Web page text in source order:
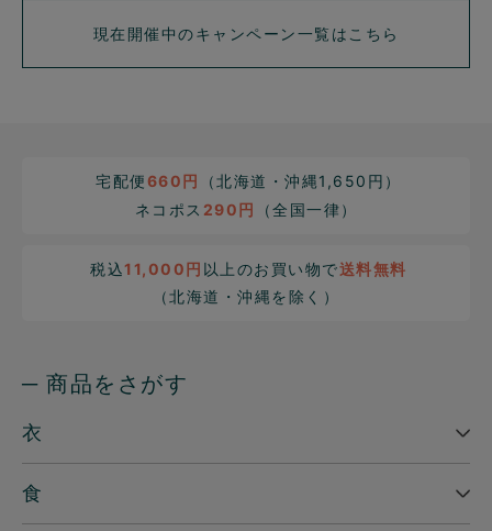
現在開催中のキャンペーン一覧はこちら
宅配便660円
（北海道・沖縄1,650円）
ネコポス 290円 （全国一律）
税込11,000円 以上のお買い物で送料無料
（北海道・沖縄を除く）
─ 商品をさがす
衣
食